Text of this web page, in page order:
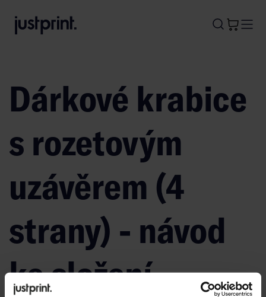
A
Dárkové krabice
s rozetovým
uzávěrem (4
strany) - návod
ke složení